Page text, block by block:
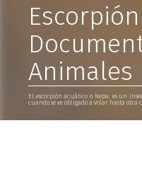
Animales
El escorpión acuático o Nepa, es un
cuando se ve obligado a volar hasta otra